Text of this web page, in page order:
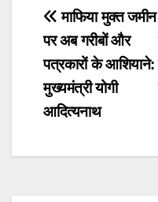
Post
माफिया मुक्त जमीन
पर अब गरीबों और
पत्रकारों के आशियाने:
मुख्यमंत्री योगी
आदित्यनाथ